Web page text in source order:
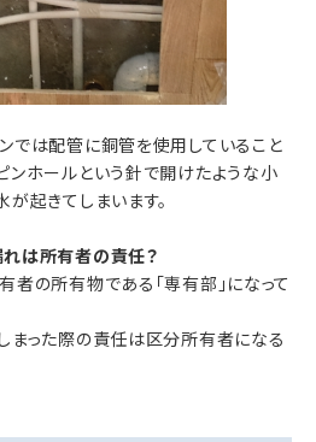
では配管に銅管を使用していること
ンホールという針で開けたような小
起きてしまいます。
は所有者の責任？
者の所有物である「専有部」になって
まった際の責任は区分所有者になる